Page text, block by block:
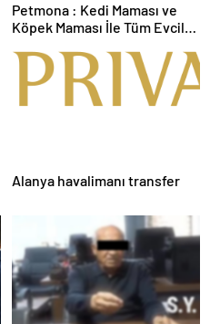
Petmona : Kedi Maması ve
Köpek Maması İle Tüm Evcil
Alanya havalimanı transfer